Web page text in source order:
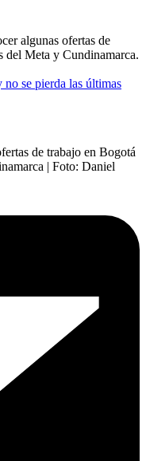
algunas ofertas de
del Meta y Cundinamarca.
se pierda las últimas
de trabajo en Bogotá
| Foto: Daniel